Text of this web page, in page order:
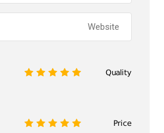
Quality
5
4
3
2
Price
5
4
3
2